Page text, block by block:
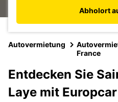
Abholort
Autovermietung
France
Entdecken Sie
Laye mit Europcar